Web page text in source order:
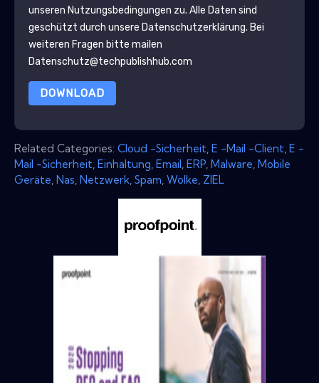
unseren Nutzungsbedingungen zu. Alle Daten sind
geschützt durch unsere Datenschutzerklärung. Bei
weiteren Fragen bitte mailen
Datenschutz@techpublishhub.com
DOWNLOAD
Related Categories: Cloud -Sicherheit E -Mail -Client E -
Mail -Sicherheit Einhaltung Email ERP Malware Mobile
Geräte Nas Netzwerk Spam Wolke ZIEL